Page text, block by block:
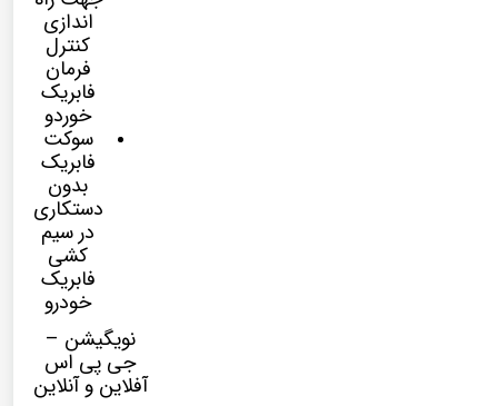
اندازی
کنترل
فرمان
فابریک
خوردو
سوکت
فابریک
بدون
دستکاری
در سیم
کشی
فابریک
خودرو
نویگیشن –
جی پی اس
آفلاین و آنلاین